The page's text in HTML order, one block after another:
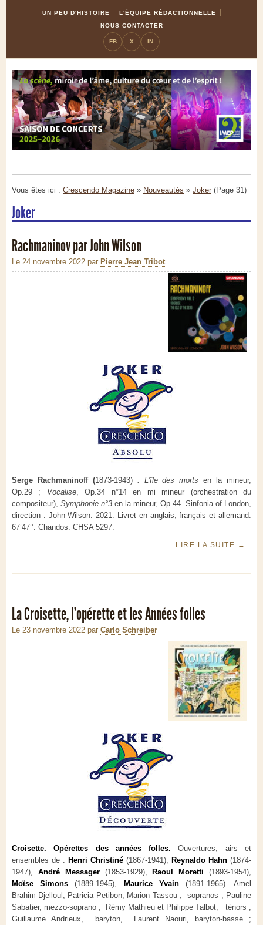
UN PEU D'HISTOIRE
L'ÉQUIPE RÉDACTIONNELLE
NOUS CONTACTER
FB X IN
Vous êtes ici : Crescendo Magazine » Nouveautés » Joker (Page 31)
Joker
Rachmaninov par John Wilson
Le 24 novembre 2022 par Pierre Jean Tribot
Serge Rachmaninoff (1873-1943) : L'île des mortsen la mineur,
Op.29 ; Vocalise, Op.34 n°14 en mi mineur (orchestration du
compositeur), Symphonie n°3 en la mineur, Op.44. Sinfonia of London,
direction : John Wilson. 2021. Livret en anglais, français et allemand.
67’47’’. Chandos. CHSA 5297.
LIRE LA SUITE →
La Croisette, l'opérette et les Années folles
Le 23 novembre 2022 par Carlo Schreiber
Croisette. Opérettes des années folles. Ouvertures, airs et
ensembles de : Henri Christiné (1867-1941), Reynaldo Hahn (1874-
1947), André Messager(1853-1929), Raoul Moretti (1893-1954),
Moïse Simons (1889-1945), Maurice Yvain(1891-1965). Amel
Brahim-Djelloul, Patricia Petibon, Marion Tassou ; sopranos ; Pauline
Sabatier, mezzo-soprano ; Rémy Mathieu et Philippe Talbot, ténors ;
Guillaume Andrieux, baryton, Laurent Naouri, baryton-basse ;